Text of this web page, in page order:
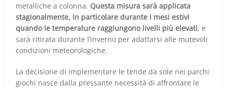
metalliche a colonna. Questa misura sarà applicata
stagionalmente, in particolare durante i mesi estivi
quando le temperature raggiungono livelli più elevati, e
sarà ritirata durante l’inverno per adattarsi alle mutevoli
condizioni meteorologiche.
La decisione di implementare le tende da sole nei parchi
giochi nasce dalla pressante necessità di affrontare le